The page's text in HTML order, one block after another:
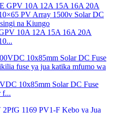
10A 12A 15A 16A 20A
10x85mm Solar DC Fuse
f...